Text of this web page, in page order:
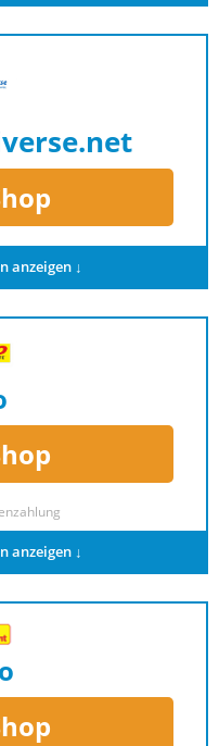
anzeigen ↓
anzeigen ↓